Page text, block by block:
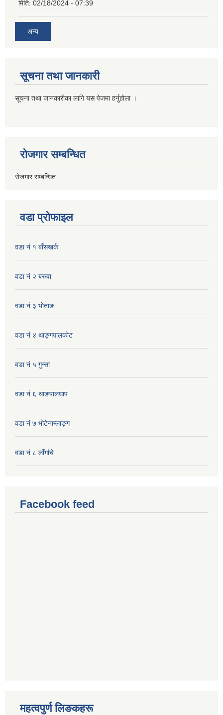
मिति: 02/18/2024 - 07:39
अन्य
सूचना तथा जानकारी
सूचना तथा जानकारीका लागि यस पेजमा हर्नुहोला ।
रोजगार सम्बन्धित
रोजगार सम्बन्धित
वडा प्रोफाइल
वडा नं १ बाँसखर्क
वडा नं २ बरुवा
वडा नं ३ भाेताङ
वडा नं ४ थाङ्गपालकाेट
वडा नं ५ गुन्सा
वडा नं ६ थाङपालधाप
वडा नं ७ भाेटेनाम्लाङ्ग
वडा नं ८ लाँर्गाचे
Facebook feed
महत्वपुर्ण लिङकहरू